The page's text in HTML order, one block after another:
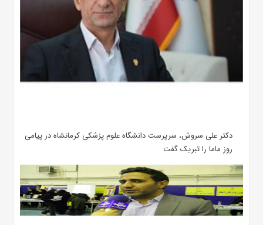
دکتر علی سروش، سرپرست دانشگاه علوم پزشکی کرمانشاه در پیامی
روز ماما را تبریک گفت